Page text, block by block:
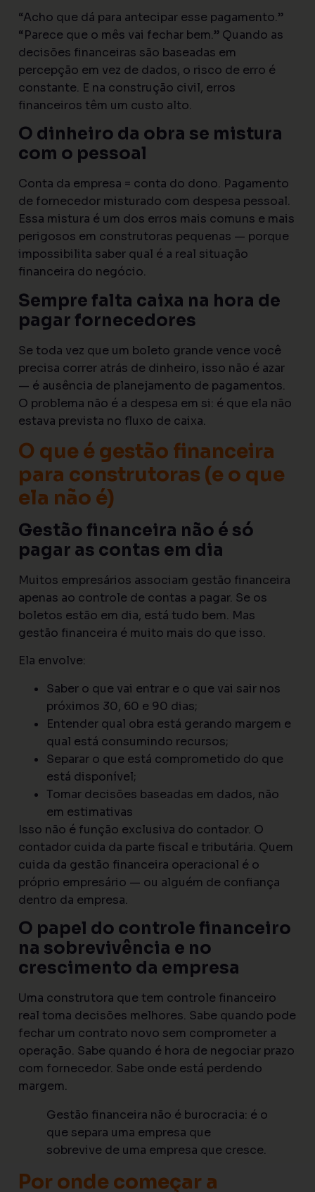
“Acho que dá para antecipar esse pagamento.”
“Parece que o mês vai fechar bem.” Quando as
decisões financeiras são baseadas em
percepção em vez de dados, o risco de erro é
constante. E na construção civil, erros
financeiros têm um custo alto.
O dinheiro da obra se mistura
com o pessoal
Conta da empresa = conta do dono. Pagamento
de fornecedor misturado com despesa pessoal.
Essa mistura é um dos erros mais comuns e mais
perigosos em construtoras pequenas — porque
impossibilita saber qual é a real situação
financeira do negócio.
Sempre falta caixa na hora de
pagar fornecedores
Se toda vez que um boleto grande vence você
precisa correr atrás de dinheiro, isso não é azar
— é ausência de planejamento de pagamentos.
O problema não é a despesa em si: é que ela não
estava prevista no fluxo de caixa.
O que é gestão financeira
para construtoras (e o que
ela não é)
Gestão financeira não é só
pagar as contas em dia
Muitos empresários associam gestão financeira
apenas ao controle de contas a pagar. Se os
boletos estão em dia, está tudo bem. Mas
gestão financeira é muito mais do que isso.
Ela envolve:
Saber o que vai entrar e o que vai sair nos
próximos 30, 60 e 90 dias;
Entender qual obra está gerando margem e
qual está consumindo recursos;
Separar o que está comprometido do que
está disponível;
Tomar decisões baseadas em dados, não
em estimativas
Isso não é função exclusiva do contador. O
contador cuida da parte fiscal e tributária. Quem
cuida da gestão financeira operacional é o
próprio empresário — ou alguém de confiança
dentro da empresa.
O papel do controle financeiro
na sobrevivência e no
crescimento da empresa
Uma construtora que tem controle financeiro
real toma decisões melhores. Sabe quando pode
fechar um contrato novo sem comprometer a
operação. Sabe quando é hora de negociar prazo
com fornecedor. Sabe onde está perdendo
margem.
Gestão financeira não é burocracia: é o
que separa uma empresa que
sobrevive de uma empresa que cresce.
Por onde começar a